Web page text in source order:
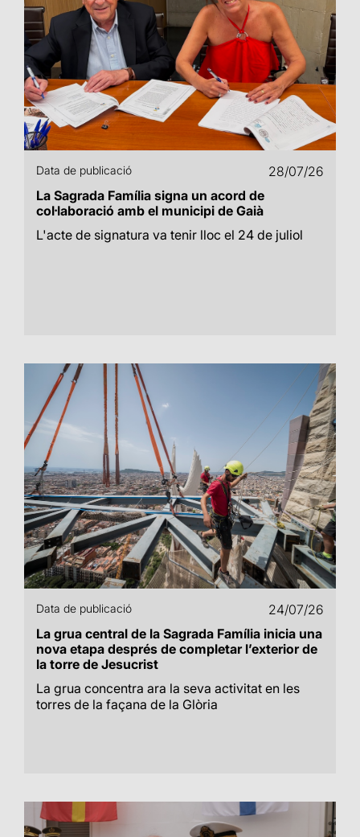
Data de publicació
28/07/26
La Sagrada Família signa un acord de
col·laboració amb el municipi de Gaià
L'acte de signatura va tenir lloc el 24 de juliol
Data de publicació
24/07/26
La grua central de la Sagrada Família inicia una
nova etapa després de completar l’exterior de
la torre de Jesucrist
La grua concentra ara la seva activitat en les
torres de la façana de la Glòria